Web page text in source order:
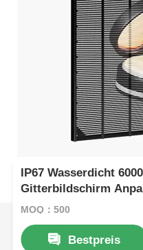
IP67 Wasserdicht
Gitterbildschirm
für Werbung
MOQ：500
Bestpreis